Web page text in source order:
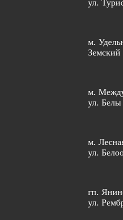
ул.
м.
Земский
м.
ул.
м.
ул.
гп.
ул.